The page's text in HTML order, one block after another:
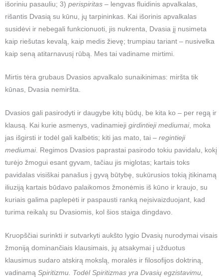
išoriniu pasauliu; 3) perispiritas – lengvas fluidinis apvalkalas,
rišantis Dvasią su kūnu, jų tarpininkas. Kai išorinis apvalkalas
susidėvi ir nebegali funkcionuoti, jis nukrenta, Dvasia jį nusimeta
kaip riešutas kevalą, kaip medis žievę; trumpiau tariant – nusivelka
kaip seną atitarnavusį rūbą. Mes tai vadiname mirtimi.
Mirtis tėra grubaus Dvasios apvalkalo sunaikinimas: miršta tik
kūnas, Dvasia nemiršta.
Dvasios gali pasirodyti ir daugybe kitų būdų, be kita ko – per regą ir
klausą. Kai kurie asmenys, vadinamieji girdintieji mediumai, moka
jas išgirsti ir todėl gali kalbėtis; kiti jas mato, tai – regintieji
mediumai. Regimos Dvasios paprastai pasirodo tokiu pavidalu, kokį
turėjo žmogui esant gyvam, tačiau jis miglotas; kartais toks
pavidalas visiškai panašus į gyvą būtybę, sukūrusios tokią įtikinamą
iliuziją kartais būdavo palaikomos žmonėmis iš kūno ir kraujo, su
kuriais galima paplepėti ir paspausti ranką neįsivaizduojant, kad
turima reikalų su Dvasiomis, kol šios staiga dingdavo.
Kruopščiai surinkti ir sutvarkyti aukšto lygio Dvasių nurodymai visais
žmoniją dominančiais klausimais, jų atsakymai į užduotus
klausimus sudaro atskirą mokslą, moralės ir filosofijos doktriną,
vadinamą Spiritizmu. Todėl Spiritizmas yra Dvasių egzistavimu,